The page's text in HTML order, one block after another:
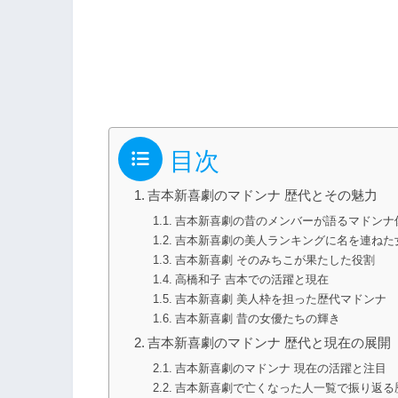
目次
吉本新喜劇のマドンナ 歴代とその魅力
吉本新喜劇の昔のメンバーが語るマドンナ
吉本新喜劇の美人ランキングに名を連ねた
吉本新喜劇 そのみちこが果たした役割
高橋和子 吉本での活躍と現在
吉本新喜劇 美人枠を担った歴代マドンナ
吉本新喜劇 昔の女優たちの輝き
吉本新喜劇のマドンナ 歴代と現在の展開
吉本新喜劇のマドンナ 現在の活躍と注目
吉本新喜劇で亡くなった人一覧で振り返る